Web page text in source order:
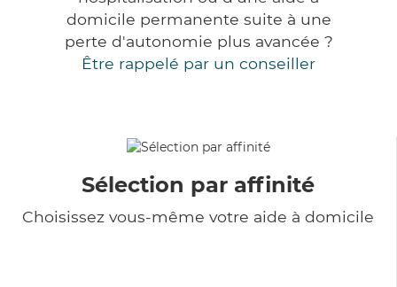
domicile permanente suite à une
perte d'autonomie plus avancée ?
Être rappelé par un conseiller
Sélection par affinité
Choisissez vous-même votre aide à domicile